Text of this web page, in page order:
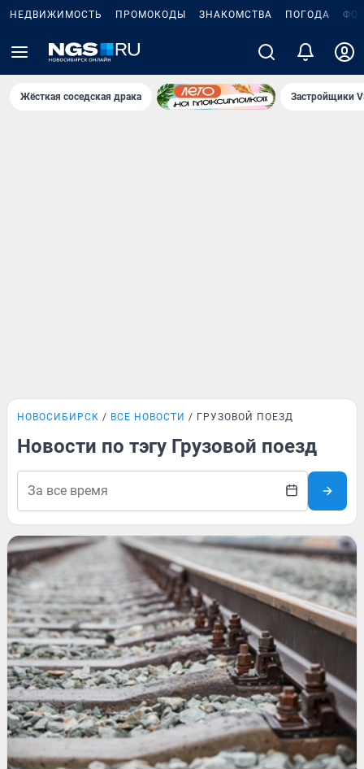
НЕДВИЖИМОСТЬ ПРОМОКОДЫ ЗНАКОМСТВА ПОГОДА
Жёсткая соседская драка Застройщики
НОВОСИБИРСК ВСЕ НОВОСТИ ГРУЗОВОЙ ПОЕЗД
Новости по тэгу Грузовой поезд